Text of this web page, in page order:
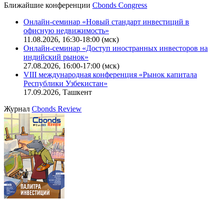
Ближайшие конференции Cbonds Congress
Онлайн-семинар «Новый стандарт инвестиций в
офисную недвижимость»
11.08.2026, 16:30-18:00 (мск)
Онлайн-семинар «Доступ иностранных инвесторов на
индийский рынок»
27.08.2026, 16:00-17:00 (мск)
VIII международная конференция «Рынок капитала
Республики Узбекистан»
17.09.2026, Ташкент
Журнал Cbonds Review